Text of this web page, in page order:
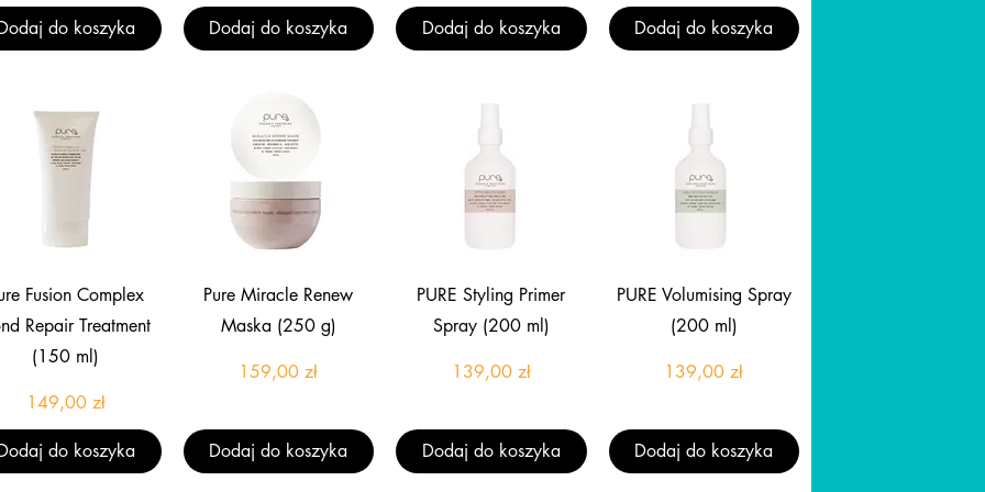
do koszyka Dodaj do koszyka Dodaj do koszyka Dodaj do koszyka
Podgląd
Fusion Complex
Repair Treatment
(150 ml)
Cena
149,00 zł
do koszyka
Podgląd
Pure Miracle Renew
Maska (250 g)
Cena
159,00 zł
Dodaj do koszyka
Podgląd
PURE Styling Primer
Spray (200 ml)
Cena
139,00 zł
Dodaj do koszyka
Podgląd
PURE Volumising Spray
(200 ml)
Cena
139,00 zł
Dodaj do koszyka